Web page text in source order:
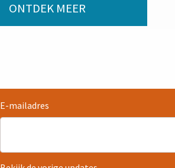
ONTDEK MEER
E-mailadres